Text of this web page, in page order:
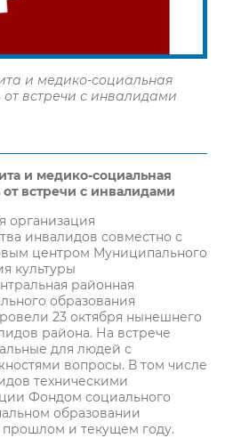
и медико-социальная
от встречи с инвалидами
и медико-социальная
от встречи с инвалидами
организация
инвалидов совместно с
центром Муниципального
культуры
районная
образования
23 октября нынешнего
района. На встрече
для людей с
вопросы. В том числе
техническими
Фондом социального
образовании
прошлом и текущем году.